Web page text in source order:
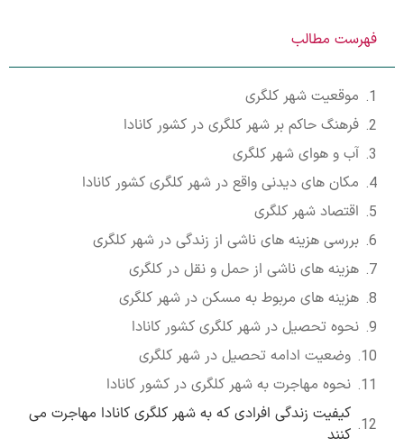
فهرست مطالب
موقعیت شهر کلگری
فرهنگ حاکم بر شهر کلگری در کشور کانادا
آب و هوای شهر کلگری
مکان های دیدنی واقع در شهر کلگری کشور کانادا
اقتصاد شهر کلگری
بررسی هزینه های ناشی از زندگی در شهر کلگری
هزینه های ناشی از حمل و نقل در کلگری
هزینه های مربوط به مسکن در شهر کلگری
نحوه تحصیل در شهر کلگری کشور کانادا
وضعیت ادامه تحصیل در شهر کلگری
نحوه مهاجرت به شهر کلگری در کشور کانادا
کیفیت زندگی افرادی که به شهر کلگری کانادا مهاجرت می
کنند